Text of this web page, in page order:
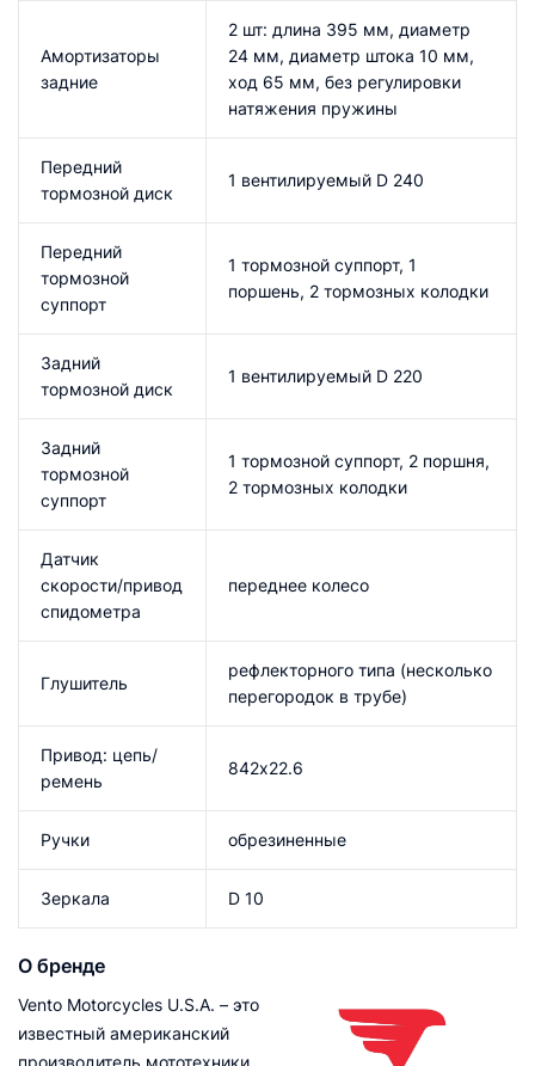
Амортизаторы
задние
2 шт: длина 395 мм, диаметр
24 мм, диаметр штока 10 мм,
ход 65 мм, без регулировки
натяжения пружины
Передний
тормозной диск
1 вентилируемый D 240
Передний
тормозной
суппорт
1 тормозной суппорт, 1
поршень, 2 тормозных колодки
Задний
тормозной диск
1 вентилируемый D 220
Задний
тормозной
суппорт
1 тормозной суппорт, 2 поршня,
2 тормозных колодки
Датчик
скорости/привод
спидометра
переднее колесо
Глушитель
рефлекторного типа (несколько
перегородок в трубе)
Привод: цепь/
ремень
842х22.6
Ручки обрезиненные
Зеркала D 10
О бренде
Vento Motorcycles U.S.A. – это
известный американский
производитель мототехники,